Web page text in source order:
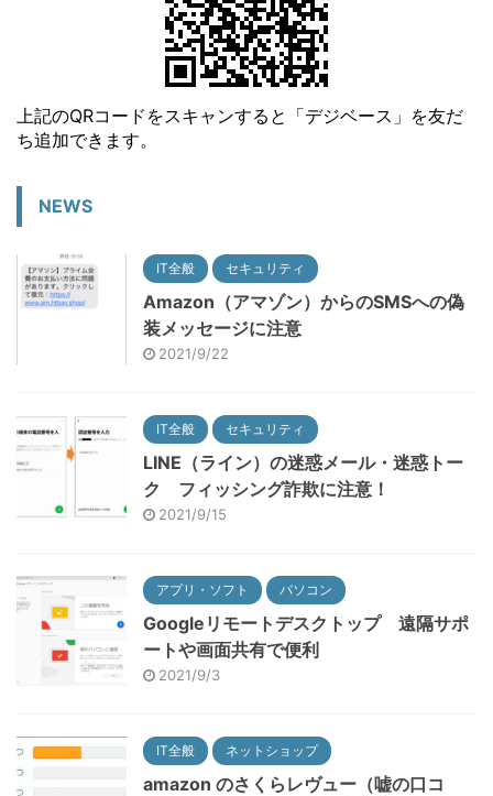
上記のQRコードをスキャンすると「デジベース」を友だ
ち追加できます。
NEWS
IT全般 セキュリティ
Amazon（アマゾン）からのSMSへの偽
装メッセージに注意
2021/9/22
IT全般 セキュリティ
LINE（ライン）の迷惑メール・迷惑トー
ク フィッシング詐欺に注意！
2021/9/15
アプリ・ソフト パソコン
Googleリモートデスクトップ 遠隔サポ
ートや画面共有で便利
2021/9/3
IT全般 ネットショップ
amazon のさくらレヴュー（嘘の口コ